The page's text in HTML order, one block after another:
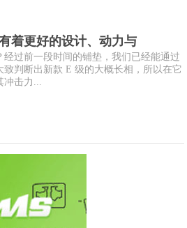
着更好的设计、动力与
过前一段时间的铺垫，我们已经能通过
判断出新款 E 级的大概长相，所以在它
击力...